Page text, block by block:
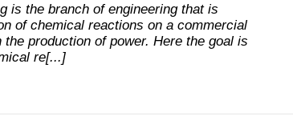
is the branch of engineering that is
of chemical reactions on a commercial
production of power. Here the goal is
re[...]